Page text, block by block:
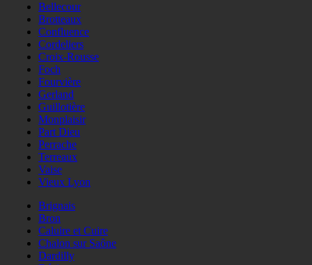
Bellecour
Brotteaux
Confluence
Cordeliers
Croix-Rousse
Foch
Fourvière
Gerland
Guillotière
Monplaisir
Part Dieu
Perrache
Terreaux
Vaise
Vieux Lyon
Brignais
Bron
Caluire et Cuire
Chalon sur Saône
Dardilly